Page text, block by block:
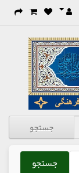
جستجو
جستجو